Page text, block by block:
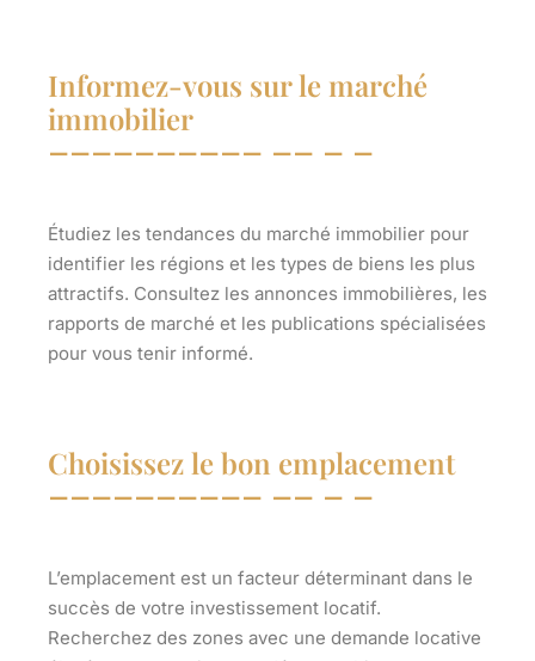
Informez-vous sur le marché
immobilier
Étudiez les tendances du marché immobilier pour
identifier les régions et les types de biens les plus
attractifs. Consultez les annonces immobilières, les
rapports de marché et les publications spécialisées
pour vous tenir informé.
Choisissez le bon emplacement
L’emplacement est un facteur déterminant dans le
succès de votre investissement locatif.
Recherchez des zones avec une demande locative